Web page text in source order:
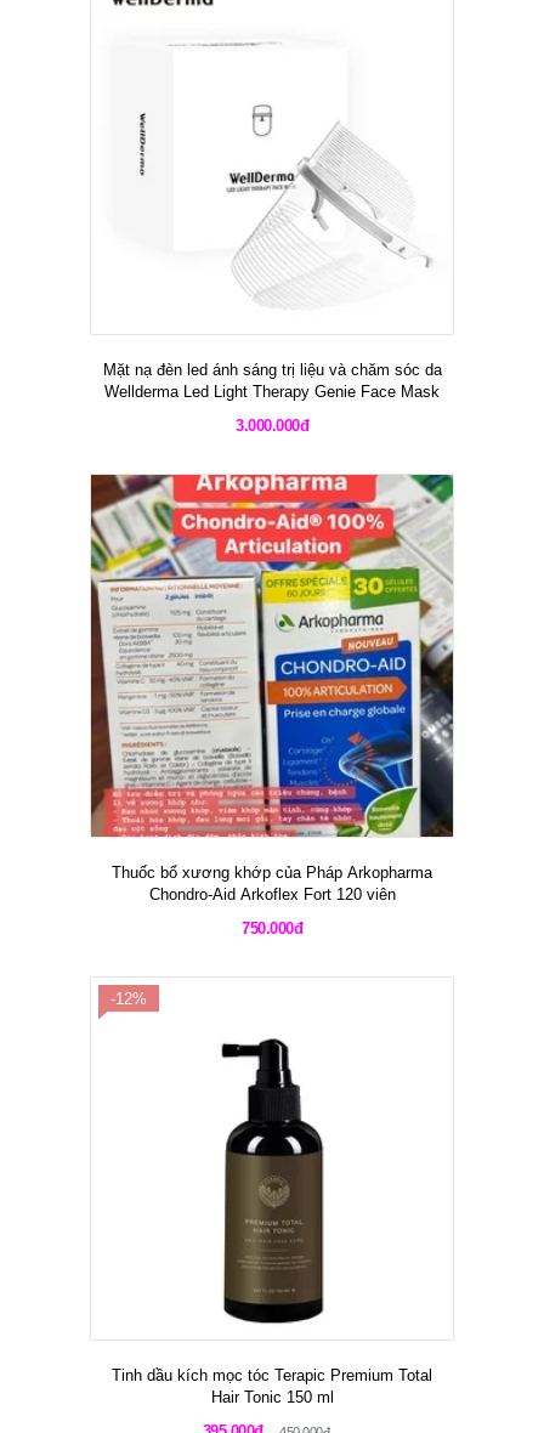
Bộ Fullset dưỡng da của SK-
Bộ sản phẩm chăm sóc da đông
y cao cấp Missha làm trắng da
và dưỡng ẩm Misa Yo Ryeo
Whitening Special Set II
1.200.000đ 2.440.000đ
Facebook
TIN CHO BẠN
𝐒𝐨𝐧 𝐑𝐨𝐮𝐠𝐞 𝐃𝐢𝐨𝐫 𝐕𝐞𝐥𝐯𝐞𝐭 - Vỏ nắp nam
châm hít mới nhất với packaging đẹp
mê mẩn
09/04/2026
Phương pháp nhịn ăn gián đoạn 16-
Nhịn ăn gián đoạn 4-4-12 là gì và hiệu
quả của phương pháp đã phổ biến
tại nhiều quốc gia trên thế giới
28/04/2024
Bộ chuyển hóa 60 ngày của Unicity
có hiệu quả như thế nào ?
27/04/2024
Năng lượng nạp vào cơ thể phải